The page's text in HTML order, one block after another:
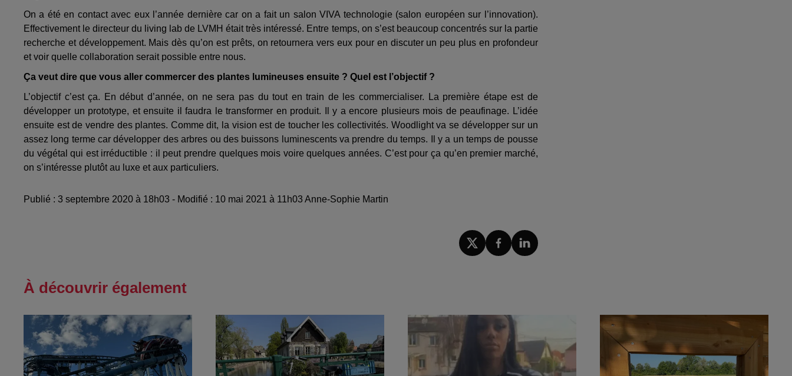
On a été en contact avec eux l’année dernière car on a fait un salon VIVA technologie (salon européen sur l’innovation).
Effectivement le directeur du living lab de LVMH était très intéressé. Entre temps, on s’est beaucoup concentrés sur la partie
recherche et développement. Mais dès qu’on est prêts, on retournera vers eux pour en discuter un peu plus en profondeur
et voir quelle collaboration serait possible entre nous.
Ça veut dire que vous aller commercer des plantes lumineuses ensuite ? Quel est l’objectif ?
L’objectif c’est ça. En début d’année, on ne sera pas du tout en train de les commercialiser. La première étape est de
développer un prototype, et ensuite il faudra le transformer en produit. Il y a encore plusieurs mois de peaufinage. L’idée
ensuite est de vendre des plantes. Comme dit, la vision est de toucher les collectivités. Woodlight va se développer sur un
assez long terme car développer des arbres ou des buissons luminescents va prendre du temps. Il y a un temps de pousse
du végétal qui est irréductible : il peut prendre quelques mois voire quelques années. C’est pour ça qu’en premier marché,
on s’intéresse plutôt au luxe et aux particuliers.
Publié : 3 septembre 2020 à 18h03 - Modifié : 10 mai 2021 à 11h03 Anne-Sophie Martin
À découvrir également